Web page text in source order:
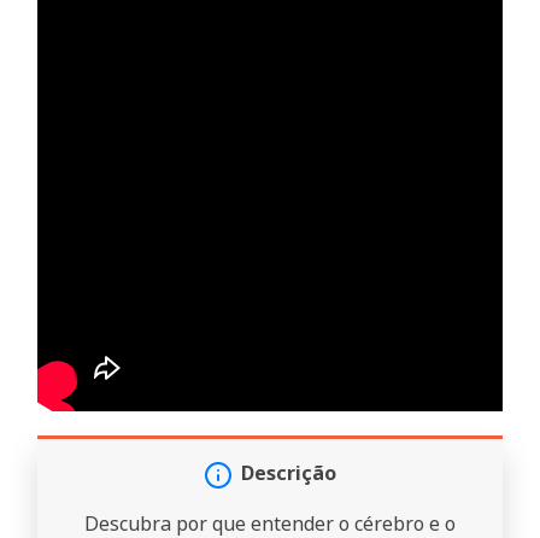
Descrição
Descubra por que entender o cérebro e o